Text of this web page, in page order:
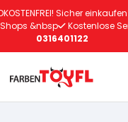
Sicher
&nbsp
Kostenlose
0316401122